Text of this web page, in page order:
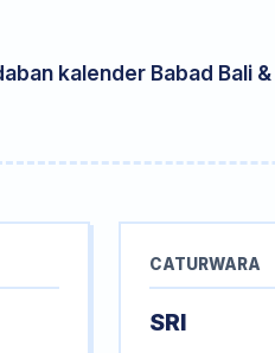
kalender Babad Bali &
CATURWARA
SRI